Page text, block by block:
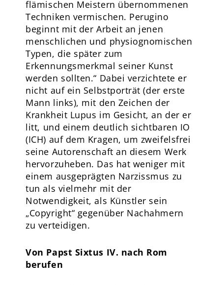
flämischen Meistern übernommenen
Techniken vermischen. Perugino
beginnt mit der Arbeit an jenen
menschlichen und physiognomischen
Typen, die später zum
Erkennungsmerkmal seiner Kunst
werden sollten.“ Dabei verzichtete er
nicht auf ein Selbstporträt (der erste
Mann links), mit den Zeichen der
Krankheit Lupus im Gesicht, an der er
litt, und einem deutlich sichtbaren IO
(ICH) auf dem Kragen, um zweifelsfrei
seine Autorenschaft an diesem Werk
hervorzuheben. Das hat weniger mit
einem ausgeprägten Narzissmus zu
tun als vielmehr mit der
Notwendigkeit, als Künstler sein
„Copyright“ gegenüber Nachahmern
zu verteidigen.
Von Papst Sixtus IV. nach Rom
berufen